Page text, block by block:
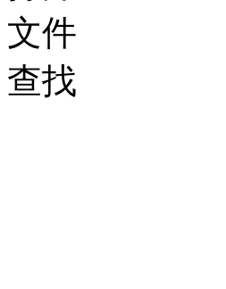
文件
查找